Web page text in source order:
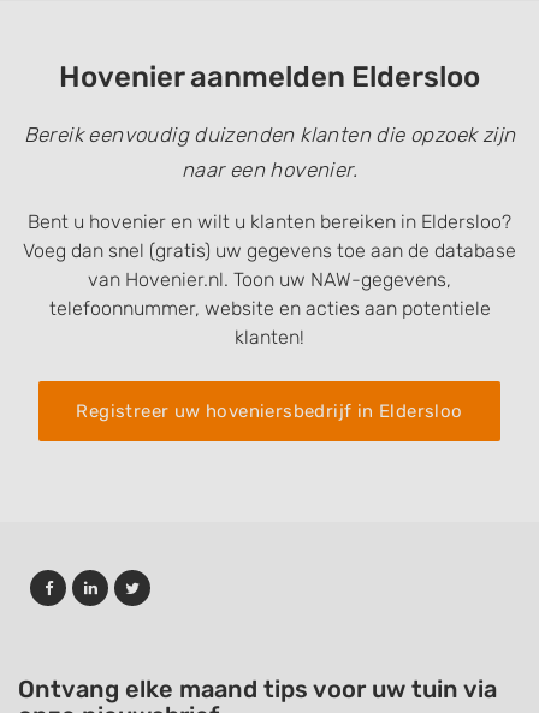
Hovenier aanmelden Eldersloo
Bereik eenvoudig duizenden klanten die opzoek zijn
naar een hovenier.
Bent u hovenier en wilt u klanten bereiken in Eldersloo?
Voeg dan snel (gratis) uw gegevens toe aan de database
van Hovenier.nl. Toon uw NAW-gegevens,
telefoonnummer, website en acties aan potentiele
klanten!
Registreer uw hoveniersbedrijf in Eldersloo
Ontvang elke maand tips voor uw tuin via